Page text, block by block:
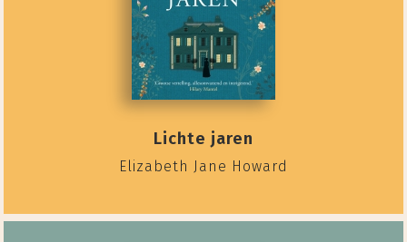
Lichte jaren
Elizabeth Jane Howard